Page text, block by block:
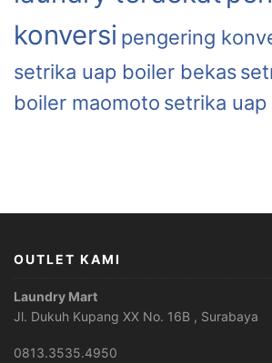
konversi pengering
setrika uap boiler bekas
boiler maomoto setrika
OUTLET KAMI
Laundry Mart
Jl. Dukuh Kupang XX No. 16B , Surabaya
0813.3535.4950